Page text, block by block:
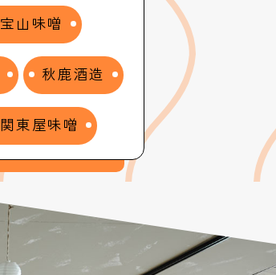
宝山味噌
秋鹿酒造
関東屋味噌